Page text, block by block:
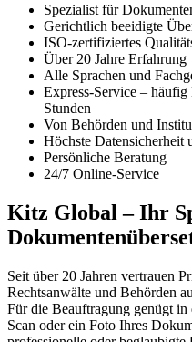
Spezialist für
Gerichtlich beeidigte
ISO-zertifiziertes
Über 20 Jahre Erfahrung
Alle Sprachen und
Express-Service –
Stunden
Von Behörden und
Höchste Datensicherheit
Persönliche Beratung
24/7 Online-Service
Kitz Global – Ihr
Seit über 20 Jahren vertrauen
Rechtsanwälte und Behörden
Für die Beauftragung genügt in
Scan oder ein Foto Ihres